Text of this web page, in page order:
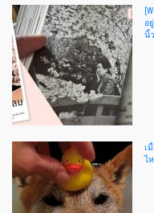
อ
นิ้
เ
ไ